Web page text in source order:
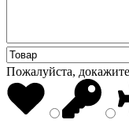
Пожалуйста,